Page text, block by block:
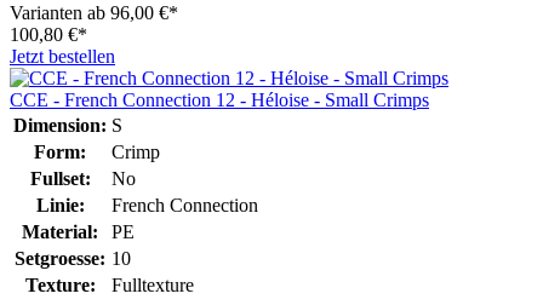
Varianten ab 96,00 €*
100,80 €*
Jetzt bestellen
CCE - French Connection 12 - Héloise - Small Crimps
Dimension: S
Form:
Crimp
Fullset:
No
Linie:
French Connection
Material:
PE
Setgroesse: 10
Texture:
Fulltexture